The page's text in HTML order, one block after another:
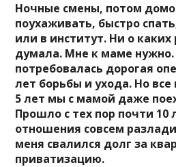
Ночные смены, потом
поухаживать, быстро
или в институт. Ни о каких
думала. Мне к маме
потребовалась дорогая
лет борьбы и ухода. Но
5 лет мы с мамой даже
Прошло с тех пор почти 10
отношения совсем
меня свалился долг за
приватизацию.